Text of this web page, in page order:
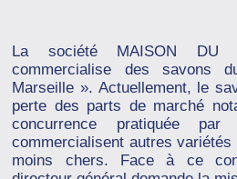
La société MAISON DU
commercialise des savons
Marseille ». Actuellement, le
perte des parts de marché
concurrence pratiquée
commercialisent autres
moins chers. Face à ce